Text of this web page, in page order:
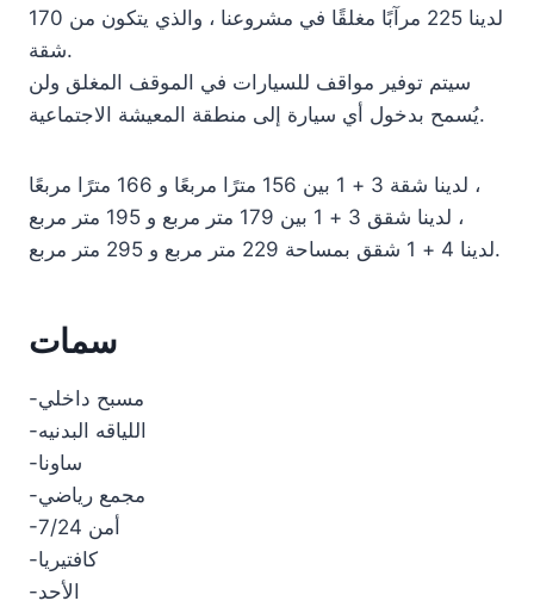
لدينا 225 مرآبًا مغلقًا في مشروعنا ، والذي يتكون من 170
شقة.
سيتم توفير مواقف للسيارات في الموقف المغلق ولن
يُسمح بدخول أي سيارة إلى منطقة المعيشة الاجتماعية.
لدينا شقة 3 + 1 بين 156 مترًا مربعًا و 166 مترًا مربعًا ،
لدينا شقق 3 + 1 بين 179 متر مربع و 195 متر مربع ،
لدينا 4 + 1 شقق بمساحة 229 متر مربع و 295 متر مربع.
سمات
-مسبح داخلي
-اللياقه البدنيه
-ساونا
-مجمع رياضي
-7/24 أمن
-كافتيريا
-الأحد